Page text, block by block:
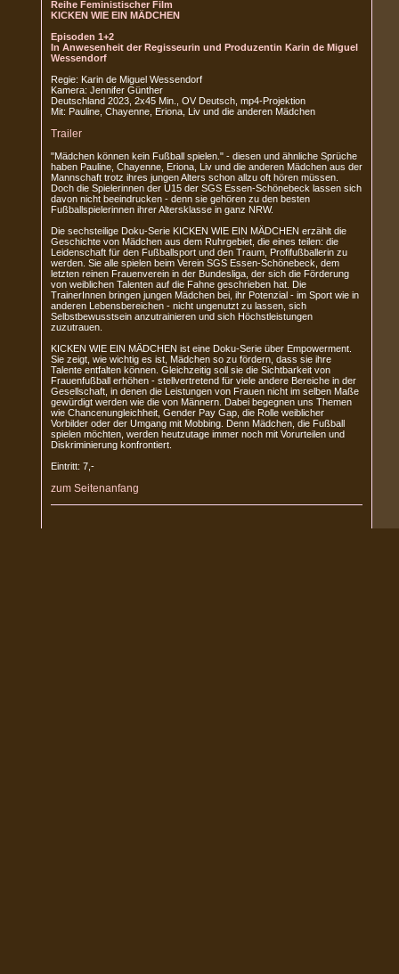
Reihe Feministischer Film
KICKEN WIE EIN MÄDCHEN
Episoden 1+2
In Anwesenheit der Regisseurin und Produzentin Karin de Miguel
Wessendorf
Regie: Karin de Miguel Wessendorf
Kamera: Jennifer Günther
Deutschland 2023, 2x45 Min., OV Deutsch, mp4-Projektion
Mit: Pauline, Chayenne, Eriona, Liv und die anderen Mädchen
Trailer
"Mädchen können kein Fußball spielen." - diesen und ähnliche Sprüche
haben Pauline, Chayenne, Eriona, Liv und die anderen Mädchen aus der
Mannschaft trotz ihres jungen Alters schon allzu oft hören müssen.
Doch die Spielerinnen der U15 der SGS Essen-Schönebeck lassen sich
davon nicht beeindrucken - denn sie gehören zu den besten
Fußballspielerinnen ihrer Altersklasse in ganz NRW.
Die sechsteilige Doku-Serie KICKEN WIE EIN MÄDCHEN erzählt die
Geschichte von Mädchen aus dem Ruhrgebiet, die eines teilen: die
Leidenschaft für den Fußballsport und den Traum, Profifußballerin zu
werden. Sie alle spielen beim Verein SGS Essen-Schönebeck, dem
letzten reinen Frauenverein in der Bundesliga, der sich die Förderung
von weiblichen Talenten auf die Fahne geschrieben hat. Die
TrainerInnen bringen jungen Mädchen bei, ihr Potenzial - im Sport wie in
anderen Lebensbereichen - nicht ungenutzt zu lassen, sich
Selbstbewusstsein anzutrainieren und sich Höchstleistungen
zuzutrauen.
KICKEN WIE EIN MÄDCHEN ist eine Doku-Serie über Empowerment.
Sie zeigt, wie wichtig es ist, Mädchen so zu fördern, dass sie ihre
Talente entfalten können. Gleichzeitig soll sie die Sichtbarkeit von
Frauenfußball erhöhen - stellvertretend für viele andere Bereiche in der
Gesellschaft, in denen die Leistungen von Frauen nicht im selben Maße
gewürdigt werden wie die von Männern. Dabei begegnen uns Themen
wie Chancenungleichheit, Gender Pay Gap, die Rolle weiblicher
Vorbilder oder der Umgang mit Mobbing. Denn Mädchen, die Fußball
spielen möchten, werden heutzutage immer noch mit Vorurteilen und
Diskriminierung konfrontiert.
Eintritt: 7,-
zum Seitenanfang